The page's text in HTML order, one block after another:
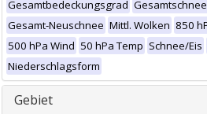
Gesamtbedeckungsgrad
Gesamt-Neuschnee Mittl. Wolken 850
500 hPa Wind 50 hPa Temp Schnee/Eis
Niederschlagsform
Gebiet